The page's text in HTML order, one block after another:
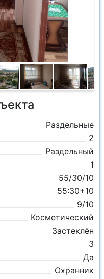
Раздельные
2
Раздельный
1
55/30/10
55:30+10
9/10
Косметический
Застеклён
3
Да
Охранник